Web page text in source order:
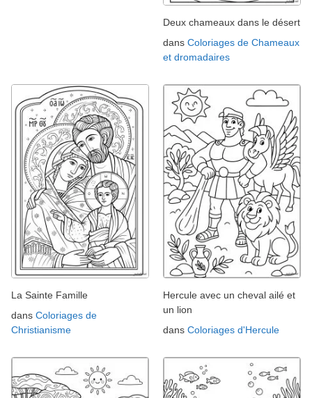
Deux chameaux dans le désert
dans Coloriages de Chameaux
et dromadaires
La Sainte Famille
dans Coloriages de
Christianisme
Hercule avec un cheval ailé et
un lion
dans Coloriages d'Hercule